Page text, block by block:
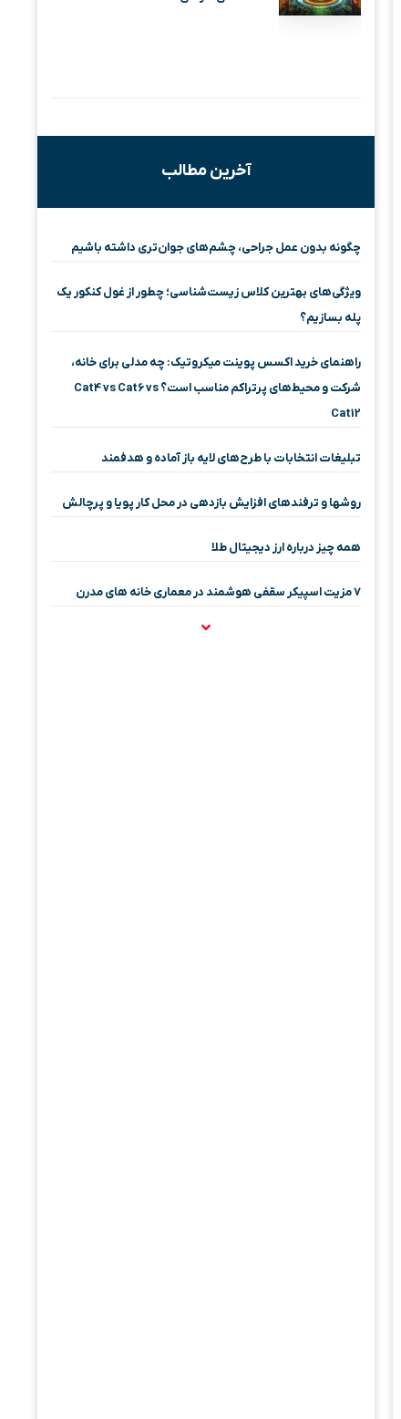
آخرین مطالب
چگونه بدون عمل جراحی، چشم‌های جوان‌تری داشته باشیم
ویژگی‌های بهترین کلاس زیست‌شناسی؛ چطور از غول کنکور یک
پله بسازیم؟
راهنمای خرید اکسس پوینت میکروتیک: چه مدلی برای خانه،
شرکت و محیط‌های پرتراکم مناسب است؟ Cat4 vs Cat6 vs
Cat12
تبلیغات انتخابات با طرح‌های لایه باز آماده و هدفمند
روشها و ترفندهای افزایش بازدهی در محل کار پویا و پرچالش
همه چیز درباره ارز دیجیتال طلا
۷ مزیت اسپیکر سقفی هوشمند در معماری خانه‌ های مدرن